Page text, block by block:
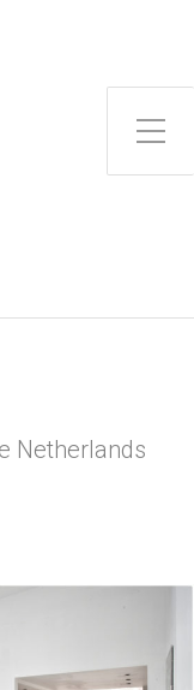
Toggle Side Menu
Netherlands